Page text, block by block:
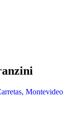
, Montevideo